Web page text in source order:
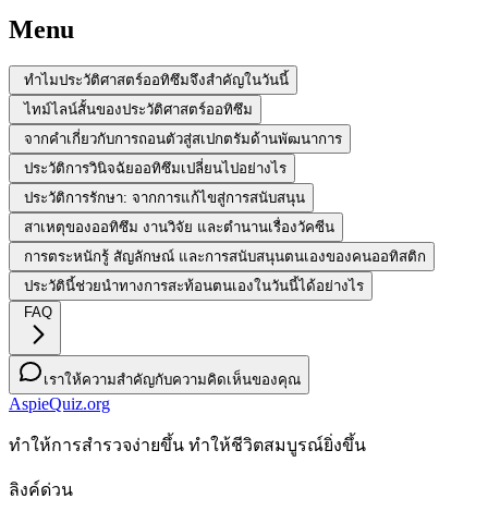
Menu
ทำไมประวัติศาสตร์ออทิซึมจึงสำคัญในวันนี้
ไทม์ไลน์สั้นของประวัติศาสตร์ออทิซึม
จากคำเกี่ยวกับการถอนตัวสู่สเปกตรัมด้านพัฒนาการ
ประวัติการวินิจฉัยออทิซึมเปลี่ยนไปอย่างไร
ประวัติการรักษา: จากการแก้ไขสู่การสนับสนุน
สาเหตุของออทิซึม งานวิจัย และตำนานเรื่องวัคซีน
การตระหนักรู้ สัญลักษณ์ และการสนับสนุนตนเองของคนออทิสติก
ประวัตินี้ช่วยนำทางการสะท้อนตนเองในวันนี้ได้อย่างไร
FAQ
เราให้ความสำคัญกับความคิดเห็นของคุณ
AspieQuiz.org
ทําให้การสํารวจง่ายขึ้น ทําให้ชีวิตสมบูรณ์ยิ่งขึ้น
ลิงค์ด่วน